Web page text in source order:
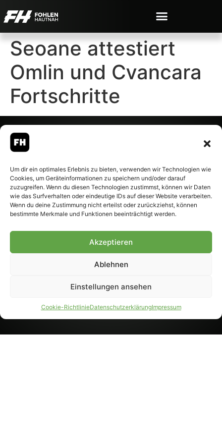
Um dir ein optimales Erlebnis zu bieten, verwenden wir Technologien wie
Cookies, um Geräteinformationen zu speichern und/oder darauf
zuzugreifen. Wenn du diesen Technologien zustimmst, können wir Daten
wie das Surfverhalten oder eindeutige IDs auf dieser Website verarbeiten.
Wenn du deine Zustimmung nicht erteilst oder zurückziehst, können
bestimmte Merkmale und Funktionen beeinträchtigt werden.
Akzeptieren
Ablehnen
Einstellungen ansehen
Cookie-RichtlinieDatenschutzerklärungImpressum
Seoane attestiert
Omlin und Cvancara
Fortschritte
– Alle rechte vorbehalten.
Fohlen-Hautnah.de ist ein
offiziell eingetragenes Magazin
bei der Deutschen
Nationalbibliothek (ISSN 1868-
Weiterverarbeitung, auch
Genehmigung.
PARTNER WERDEN
AGB